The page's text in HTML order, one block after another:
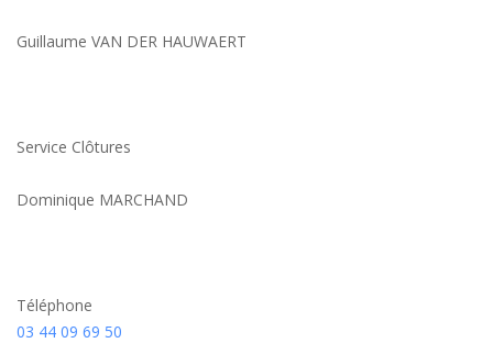
Guillaume VAN DER HAUWAERT
Service Clôtures
Dominique MARCHAND
Téléphone
03 44 09 69 50